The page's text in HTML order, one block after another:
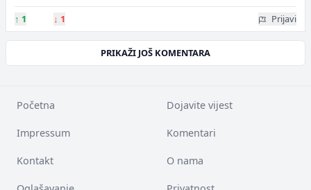
↑ 1 ↓ 1 Prijavi
PRIKAŽI JOŠ KOMENTARA
Početna Dojavite vijest
Impressum Komentari
Kontakt O nama